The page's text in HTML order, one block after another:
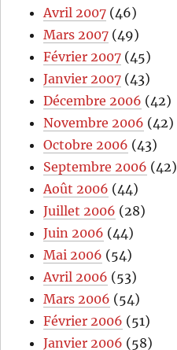
Avril 2007 (46)
Mars 2007 (49)
Février 2007 (45)
Janvier 2007 (43)
Décembre 2006 (42)
Novembre 2006 (42)
Octobre 2006 (43)
Septembre 2006 (42)
Août 2006 (44)
Juillet 2006 (28)
Juin 2006 (44)
Mai 2006 (54)
Avril 2006 (53)
Mars 2006 (54)
Février 2006 (51)
Janvier 2006 (58)